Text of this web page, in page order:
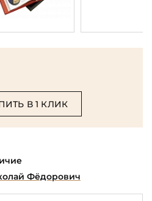
В 1 КЛИК
Фёдорович